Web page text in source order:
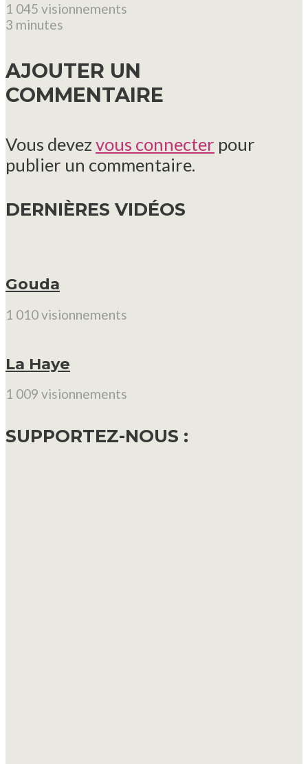
1 045 visionnements
3 minutes
AJOUTER UN
COMMENTAIRE
Vous devez vous connecter pour
publier un commentaire.
DERNIÈRES VIDÉOS
Gouda
1 010 visionnements
La Haye
1 009 visionnements
SUPPORTEZ-NOUS :